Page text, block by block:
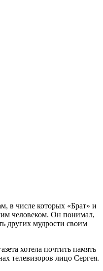
в числе которых «Брат» и
человеком. Он понимал,
других мудрости своим
хотела почтить память
телевизоров лицо Сергея.